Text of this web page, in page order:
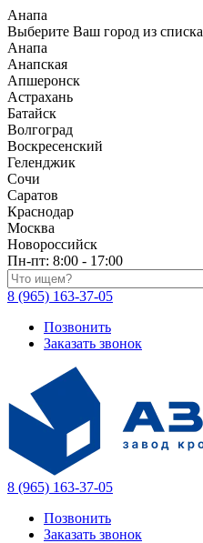
Анапа
Выберите Ваш город из списка
Анапа
Анапская
Апшеронск
Астрахань
Батайск
Волгоград
Воскресенский
Геленджик
Сочи
Саратов
Краснодар
Москва
Новороссийск
Пн-пт: 8:00 - 17:00
Поиск по каталогу
8 (965) 163-37-05
Позвонить
Заказать звонок
8 (965) 163-37-05
Позвонить
Заказать звонок